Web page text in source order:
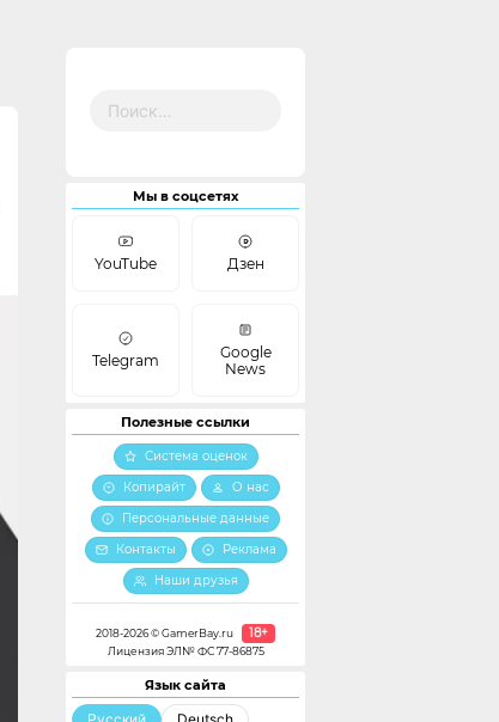
Мы в соцсетях
YouTube Дзен
Telegram
Google
News
Полезные ссылки
Система оценок
Копирайт
О нас
Персональные данные
Контакты
Реклама
Наши друзья
2018-2026 © GamerBay.ru 18+
Лицензия ЭЛ№ ФС 77-86875
Язык сайта